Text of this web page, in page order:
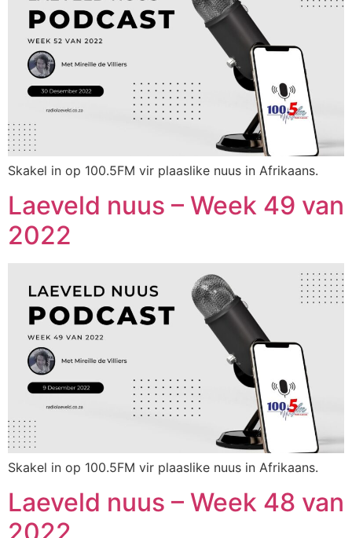
Skakel in op 100.5FM vir plaaslike nuus in Afrikaans.
Laeveld nuus – Week 49 van
2022
Skakel in op 100.5FM vir plaaslike nuus in Afrikaans.
Laeveld nuus – Week 48 van